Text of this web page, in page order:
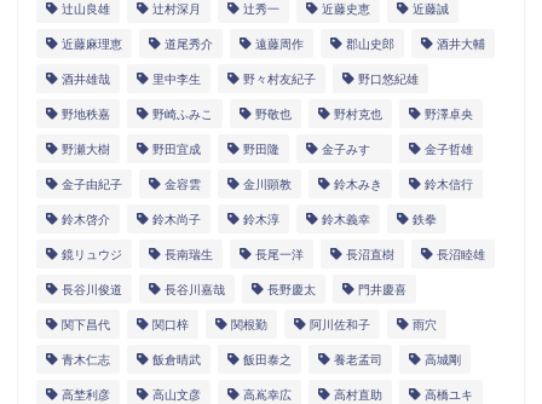
辻山良雄 辻村深月 辻秀一 近藤史恵 近藤誠
近藤麻理恵 道尾秀介 遠藤周作 郡山史郎 酒井大輔
酒井雄哉 里中李生 野々村友紀子 野口悠紀雄
野地秩嘉 野崎ふみこ 野敬也 野村克也 野澤卓央
野瀬大樹 野田宜成 野田隆 金子みすゞ 金子哲雄
金子由紀子 金容雲 金川顕教 鈴木みき 鈴木信行
鈴木啓介 鈴木尚子 鈴木淳 鈴木義幸 鉄拳
鏡リュウジ 長南瑞生 長尾一洋 長沼直樹 長沼睦雄
長谷川俊道 長谷川嘉哉 長野慶太 門井慶喜
関下昌代 関口梓 関根勤 阿川佐和子 雨穴
青木仁志 飯倉晴武 飯田泰之 養老孟司 高城剛
高埜利彦 高山文彦 高嶌幸広 高村直助 高橋ユキ